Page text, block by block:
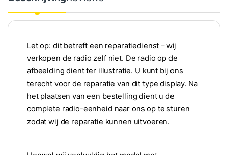
Let op: dit betreft een reparatiedienst – wij
verkopen de radio zelf niet. De radio op de
afbeelding dient ter illustratie. U kunt bij ons
terecht voor de reparatie van dit type display. Na
het plaatsen van een bestelling dient u de
complete radio-eenheid naar ons op te sturen
zodat wij de reparatie kunnen uitvoeren.